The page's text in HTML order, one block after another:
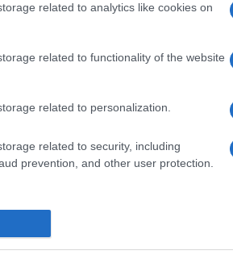
related to analytics like cookies on
related to functionality of the website
related to personalization.
related to security, including
prevention, and other user protection.
DEL
12/2025
dalla passione dell'autore
da sempre la
il vignettista
mai come in questo
o almeno lo è fino a
Una frase di
della legge, là giunge la